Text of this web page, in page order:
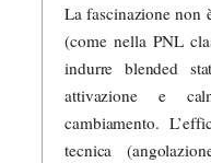
La fascinazione non
(come nella PNL
indurre blended
attivazione e
cambiamento.
tecnica